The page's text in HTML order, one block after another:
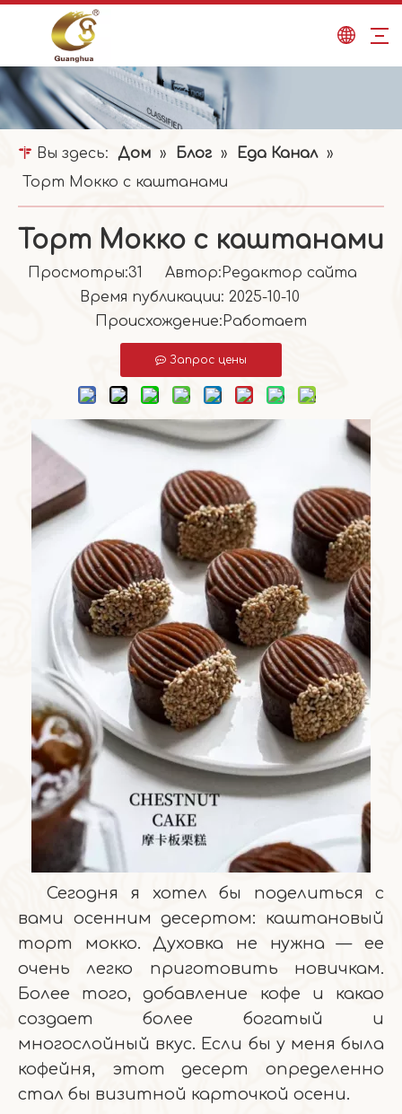
Вы здесь: Дом » Блог » Еда Канал »
Торт Мокко с каштанами
Торт Мокко с каштанами
Просмотры:31 Автор:Pедактор сайта
Время публикации: 2025-10-10
Происхождение:Работает
Запрос цены
Сегодня я хотел бы поделиться с
вами осенним десертом: каштановый
торт мокко. Духовка не нужна — ее
очень легко приготовить новичкам.
Более того, добавление кофе и какао
создает более богатый и
многослойный вкус. Если бы у меня была
кофейня, этот десерт определенно
стал бы визитной карточкой осени.